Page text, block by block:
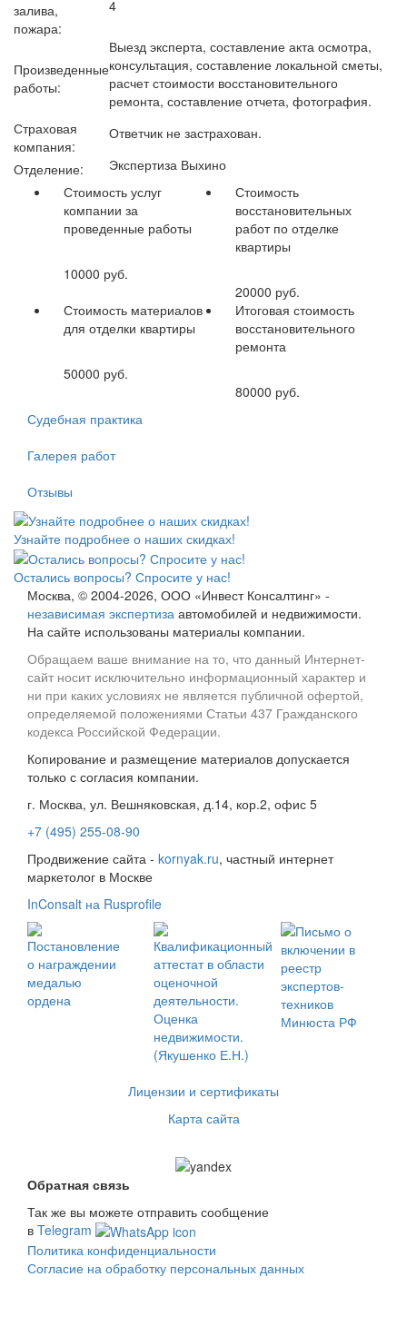
залива,
пожара:
4
Произведенные
работы:
Выезд эксперта, составление акта осмотра,
консультация, составление локальной сметы,
расчет стоимости восстановительного
ремонта, составление отчета, фотография.
Страховая
компания:
Ответчик не застрахован.
Отделение:
Экспертиза Выхино
Стоимость услуг
компании за
проведенные работы
10000 руб.
Стоимость
восстановительных
работ по отделке
квартиры
20000 руб.
Стоимость материалов
для отделки квартиры
50000 руб.
Итоговая стоимость
восстановительного
ремонта
80000 руб.
Судебная практика
Галерея работ
Отзывы
Узнайте подробнее о наших скидках!
Остались вопросы? Спросите у нас!
Москва, © 2004-2026, ООО «Инвест Консалтинг» -
независимая экспертиза автомобилей и недвижимости.
На сайте использованы материалы компании.
Обращаем ваше внимание на то, что данный Интернет-
сайт носит исключительно информационный характер и
ни при каких условиях не является публичной офертой,
определяемой положениями Статьи 437 Гражданского
кодекса Российской Федерации.
Копирование и размещение материалов допускается
только с согласия компании.
г. Москва, ул. Вешняковская, д.14, кор.2, офис 5
+7 (495) 255-08-90
Продвижение сайта - kornyak.ru, частный интернет
маркетолог в Москве
InConsalt на Rusprofile
Лицензии и сертификаты
Карта сайта
Обратная связь
Так же вы можете отправить сообщение
в Telegram
Политика конфиденциальности
Согласие на обработку персональных данных